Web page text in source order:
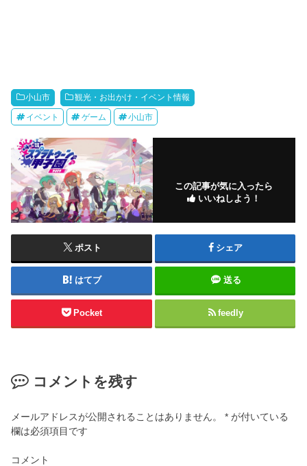
小山市 観光・お出かけ・イベント情報
イベント ゲーム 小山市
この記事が気に入ったら
いいねしよう！
ポスト シェア
はてブ 送る
Pocket feedly
コメントを残す
メールアドレスが公開されることはありません。 * が付いている
欄は必須項目です
コメント